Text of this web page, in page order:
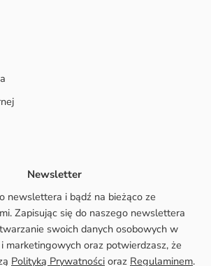
Newsletter
newslettera i bądź na bieżąco ze
Zapisując się do naszego newslettera
swoich danych osobowych w
marketingowych oraz potwierdzasz, że
Polityką Prywatności oraz Regulaminem.